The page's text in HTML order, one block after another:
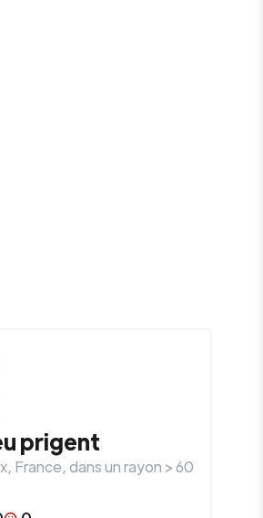
prigent
, France, dans un rayon >60